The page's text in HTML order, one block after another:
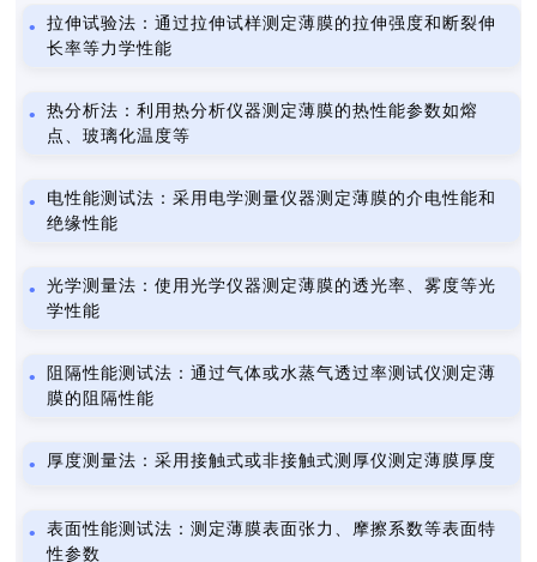
拉伸试验法：通过拉伸试样测定薄膜的拉伸强度和断裂伸
长率等力学性能
热分析法：利用热分析仪器测定薄膜的热性能参数如熔
点、玻璃化温度等
电性能测试法：采用电学测量仪器测定薄膜的介电性能和
绝缘性能
光学测量法：使用光学仪器测定薄膜的透光率、雾度等光
学性能
阻隔性能测试法：通过气体或水蒸气透过率测试仪测定薄
膜的阻隔性能
厚度测量法：采用接触式或非接触式测厚仪测定薄膜厚度
表面性能测试法：测定薄膜表面张力、摩擦系数等表面特
性参数